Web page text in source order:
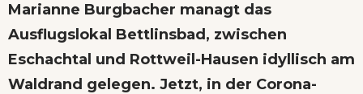
Marianne Burgbacher managt das
Ausflugslokal Bettlinsbad, zwischen
Eschachtal und Rottweil-Hausen idyllisch am
Waldrand gelegen. Jetzt, in der Corona-